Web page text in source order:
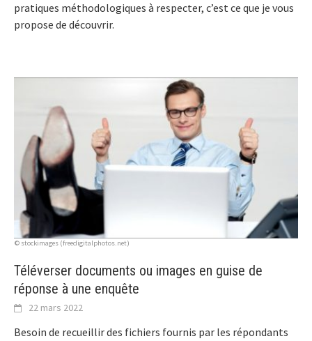
pratiques méthodologiques à respecter, c’est ce que je vous
propose de découvrir.
© stockimages (freedigitalphotos.net)
Téléverser documents ou images en guise de
réponse à une enquête
22 mars 2022
Besoin de recueillir des fichiers fournis par les répondants